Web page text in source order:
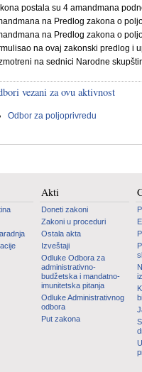
postala su 4 amandmana
na Predlog zakona o
na Predlog zakona o
na ovaj zakonski predlog i
na sednici Narodne
vezani za ovu aktivnost
Odbor za poljoprivredu
Akti
Doneti zakoni
Zakoni u proceduri
Ostala akta
Izveštaji
Odluke Odbora za
administrativno-
budžetska i mandatno-
imunitetska pitanja
Odluke Administrativnog
odbora
Put zakona